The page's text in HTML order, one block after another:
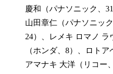
慶和（パナソニック、31
山田章仁（パナソニック
24）、レメキ ロマノ ラ
（ホンダ、8）、ロトア
アマナキ 大洋（リコー